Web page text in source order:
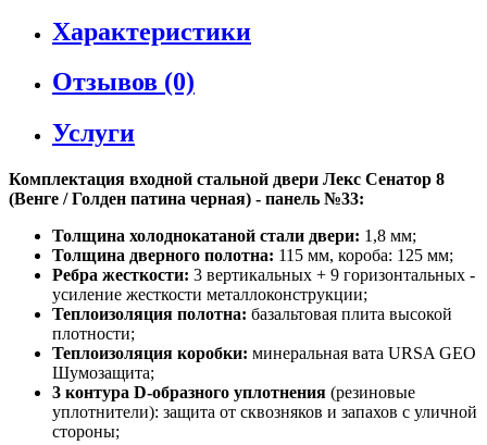
Характеристики
Отзывов (0)
Услуги
Комплектация входной стальной двери Лекс Сенатор 8
(Венге / Голден патина черная) - панель №33:
Толщина холоднокатаной стали двери: 1,8 мм;
Толщина дверного полотна: 115 мм, короба: 125 мм;
Ребра жесткости: 3 вертикальных + 9 горизонтальных -
усиление жесткости металлоконструкции;
Теплоизоляция полотна: базальтовая плита высокой
плотности;
Теплоизоляция коробки: минеральная вата URSA GEO
Шумозащита;
3 контура D-образного уплотнения (резиновые
уплотнители): защита от сквозняков и запахов с уличной
стороны;